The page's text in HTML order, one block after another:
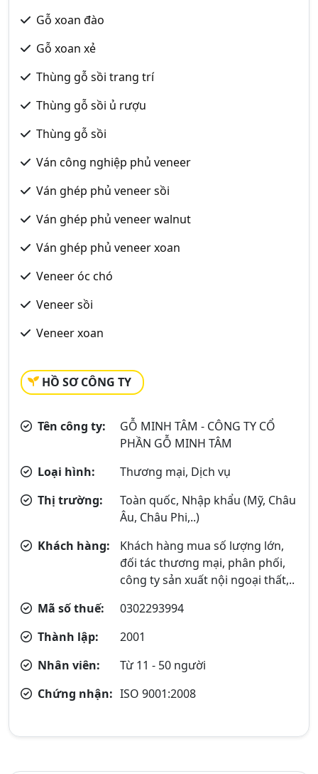
Gỗ xoan đào
Gỗ xoan xẻ
Thùng gỗ sồi trang trí
Thùng gỗ sồi ủ rượu
Thùng gỗ sồi
Ván công nghiệp phủ veneer
Ván ghép phủ veneer sồi
Ván ghép phủ veneer walnut
Ván ghép phủ veneer xoan
Veneer óc chó
Veneer sồi
Veneer xoan
HỒ SƠ CÔNG TY
Tên công ty:
GỖ MINH TÂM - CÔNG TY CỔ
PHẦN GỖ MINH TÂM
Loại hình:
Thương mại, Dịch vụ
Thị trường:
Toàn quốc, Nhập khẩu (Mỹ, Châu
Âu, Châu Phi,..)
Khách hàng:
Khách hàng mua số lượng lớn,
đối tác thương mại, phân phối,
công ty sản xuất nội ngoại thất,..
Mã số thuế:
0302293994
Thành lập:
2001
Nhân viên:
Từ 11 - 50 người
Chứng nhận: ISO 9001:2008